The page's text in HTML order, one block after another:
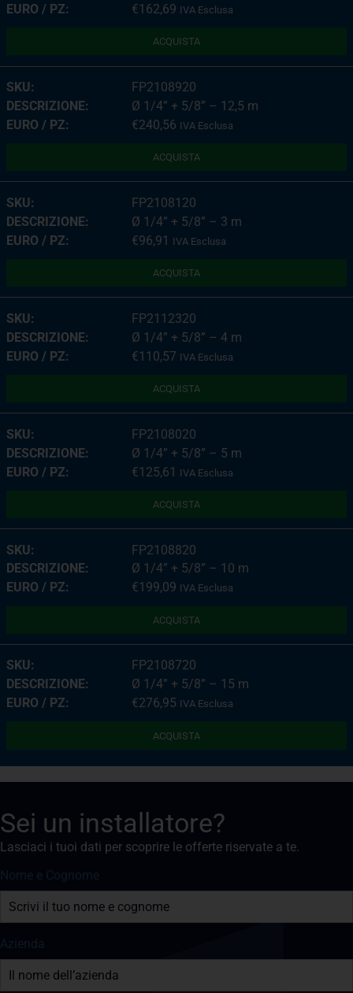
€162,69 IVA Esclusa
ACQUISTA
FP2108920
Ø 1/4” + 5/8” – 12,5 m
€240,56 IVA Esclusa
ACQUISTA
FP2108120
Ø 1/4” + 5/8” – 3 m
€96,91 IVA Esclusa
ACQUISTA
FP2112320
Ø 1/4” + 5/8” – 4 m
€110,57 IVA Esclusa
ACQUISTA
FP2108020
Ø 1/4” + 5/8” – 5 m
€125,61 IVA Esclusa
ACQUISTA
FP2108820
Ø 1/4” + 5/8” – 10 m
€199,09 IVA Esclusa
ACQUISTA
FP2108720
Ø 1/4” + 5/8” – 15 m
€276,95 IVA Esclusa
ACQUISTA
Sei un installatore?
Lasciaci i tuoi dati per scoprire le offerte riservate a te.
Nome e Cognome
Azienda